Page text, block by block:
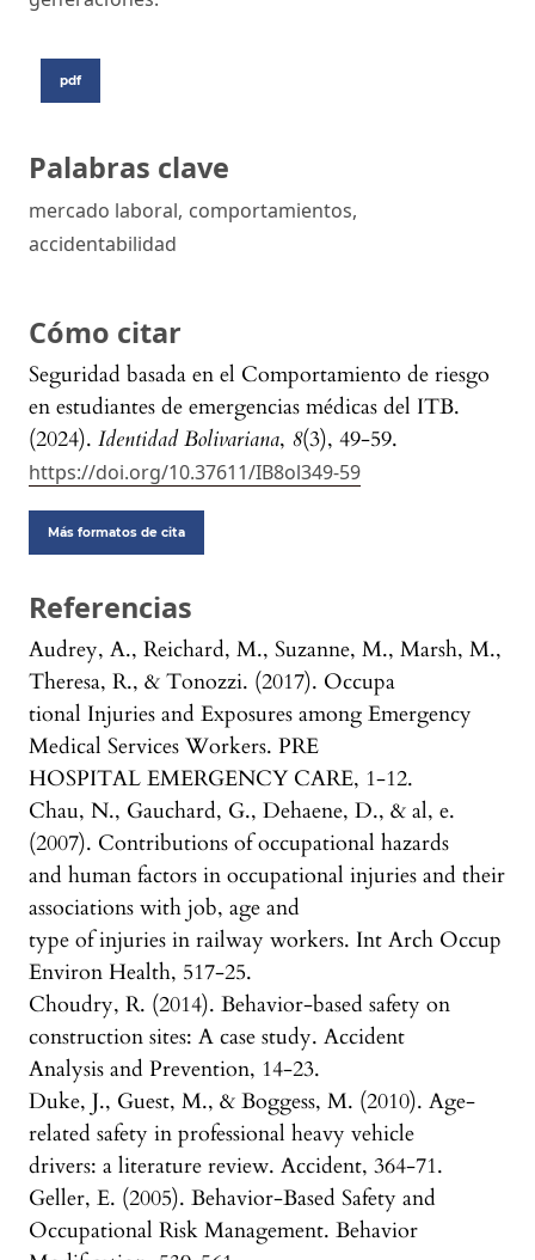
Palabras clave
mercado laboral, comportamientos,
accidentabilidad
Cómo citar
Seguridad basada en el Comportamiento de riesgo
en estudiantes de emergencias médicas del ITB.
(2024). Identidad Bolivariana, 8(3), 49-59.
https://doi.org/10.37611/IB8ol349-59
Más formatos de cita
pdf
Referencias
Audrey, A., Reichard, M., Suzanne, M., Marsh, M.,
Theresa, R., & Tonozzi. (2017). Occupa
tional Injuries and Exposures among Emergency
Medical Services Workers. PRE
HOSPITAL EMERGENCY CARE, 1-12.
Chau, N., Gauchard, G., Dehaene, D., & al, e.
(2007). Contributions of occupational hazards
and human factors in occupational injuries and their
associations with job, age and
type of injuries in railway workers. Int Arch Occup
Environ Health, 517-25.
Choudry, R. (2014). Behavior-based safety on
construction sites: A case study. Accident
Analysis and Prevention, 14-23.
Duke, J., Guest, M., & Boggess, M. (2010). Age-
related safety in professional heavy vehicle
drivers: a literature review. Accident, 364-71.
Geller, E. (2005). Behavior-Based Safety and
Occupational Risk Management. Behavior